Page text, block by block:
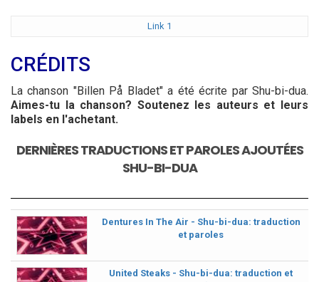
Link 1
CRÉDITS
La chanson "Billen På Bladet" a été écrite par Shu-bi-dua.
Aimes-tu la chanson? Soutenez les auteurs et leurs
labels en l'achetant.
DERNIÈRES TRADUCTIONS ET PAROLES AJOUTÉES
SHU-BI-DUA
Dentures In The Air - Shu-bi-dua: traduction
et paroles
United Steaks - Shu-bi-dua: traduction et